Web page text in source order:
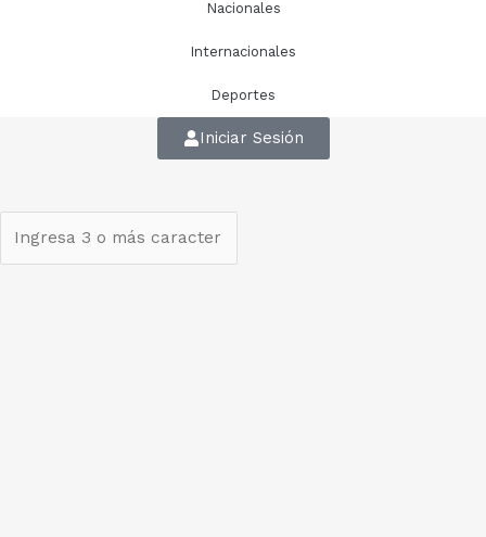
Nacionales
Internacionales
Deportes
Iniciar Sesión